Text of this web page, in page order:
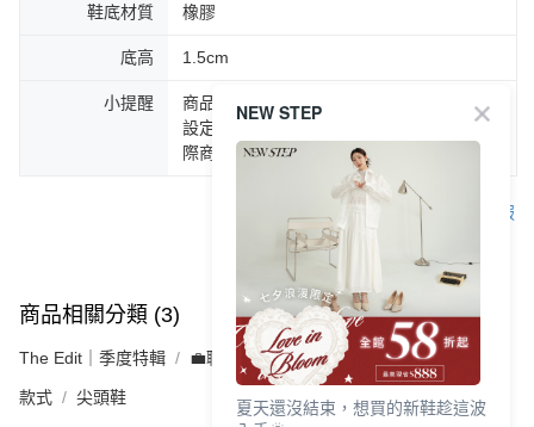
鞋底材質 橡膠
底高 1.5cm
小提醒
商品圖片顏色會因拍攝燈光環境或個人螢幕
設定不同，而造成部份色差現象，顏色以實
際商品為主。
客服
商品相關分類 (3) 查看全部
The Edit｜季度特輯 💼職感女子生活誌．上班制鞋特輯
款式 尖頭鞋
NEW STEP
夏天還沒結束，想買的新鞋趁這波